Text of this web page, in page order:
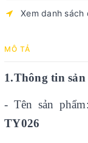
Xem danh sách
MÔ TẢ
1.Thông tin
- Tên sản phẩm:
TY026